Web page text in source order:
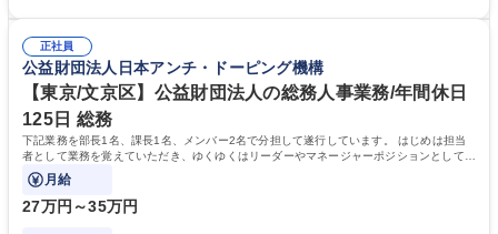
道路施設や道路工事現場の見学ツアー事業 ※入社後は上記いずれかの部門
へ配属。※業務内容変更の範囲：会社の定める業務 募集職種 【都庁グル
ープ】総合職（事務）◇残業月平均9時間未満／有給年平均16日取得
部門など多岐に渡る業務を経験できます。 ■様々なプロジェクト：駐車場
事業の他、新宿駅西口広場内に設置された照明を兼ねた広告「ブライトサ
イン」の管理運営を行うなど、事業収益を生み出す活動を積極的に行って
います。 学歴・資格 学歴：大学院 大学 高専 短大 専修学校 高校 語学力：
資格：
正社員
公益財団法人日本アンチ・ドーピング機構
【東京/文京区】公益財団法人の総務人事業務/年間休日
125日 総務
下記業務を部長1名、課長1名、メンバー2名で分担して遂行しています。 はじめは担当
者として業務を覚えていただき、ゆくゆくはリーダーやマネージャーポジションとして活
躍いただくことを期待しています。
月給
27万円～35万円